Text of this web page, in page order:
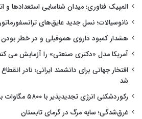
المپیک فناوری؛ میدان شناسایی استعدادها
نانوسیالات؛ نسل جدید عایق‌های ترانسفورماتور
هشدار کمبود داروی هموفیلی و در خطر بودن
آمریکا مدل «دکتری صنعتی» را آزمایش می
افتخار جهانی برای دانشمند ایرانی؛ نادر
شد
رکوردشکنی انرژی تجدیدپذیر با ۵۸۰۰ مگاوات برق
غرق‌شدگی؛ سایه مرگ در گرمای تابستان